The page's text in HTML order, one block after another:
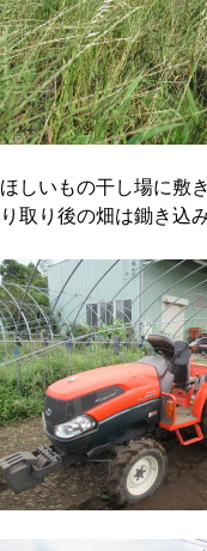
ほしいもの干し場に敷
り取り後の畑は鋤き込